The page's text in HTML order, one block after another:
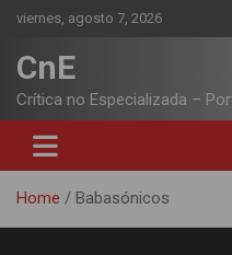
Skip
content
viernes, agosto 7, 2026
CnE
Crítica no Especializada –
Home Babasónicos